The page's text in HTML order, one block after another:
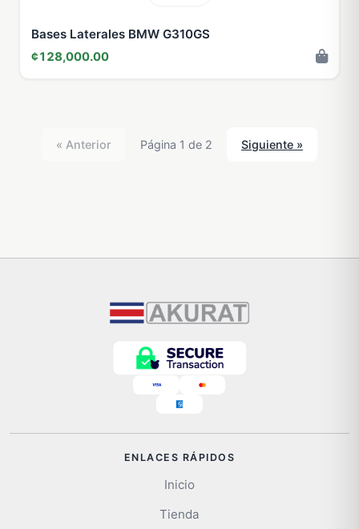
Bases Laterales BMW G310GS
¢128,000.00
« Anterior Página 1 de 2 Siguiente »
ENLACES RÁPIDOS
Inicio
Tienda